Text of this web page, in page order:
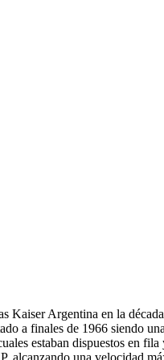
Argentina en la
a finales de 1966 siendo
estaban dispuestos en
alcanzando una velocidad